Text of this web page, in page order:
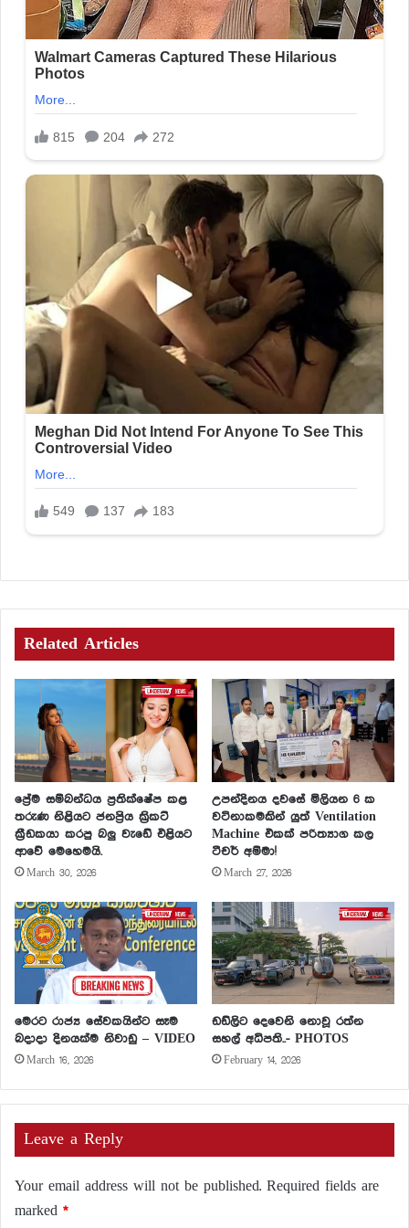
Related Articles
ප්‍රේම සම්බන්ධය ප්‍රතික්ෂේප කළ
තරුණ නිළියට ජනප්‍රිය ක්‍රිකට්
ක්‍රීඩකයා කරපු බලු වැඩේ එළියට
ආවේ මෙහෙමයි.
March 30, 2026
උපන්දිනය දවසේ මිලියන 6 ක
වටිනාකමකින් යුත් Ventilation
Machine එකක් පරිත්‍යාග කල
ටීචර් අම්මා!
March 27, 2026
මෙරට රාජ්‍ය සේවකයින්ට සෑම
බදාදා දිනයක්ම නිවාඩු – VIDEO
March 16, 2026
ඩඩ්ලිට දෙවෙනි නොවූ රත්න
සහල් අධිපති..- PHOTOS
February 14, 2026
Leave a Reply
Your email address will not be published. Required fields are
marked *